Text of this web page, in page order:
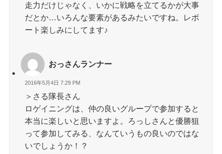
走力だけじゃなく、いかに戦略を立てるかが大事
だとか…いろんな要素があるみたいですね。レポ
ート楽しみにしてます♪
おっさんランナー
2016年5月4日 7:29 PM
＞さる隊長さん
ロゲイニングは、仲の良いグループで参加すると
本当に楽しいと思いますよ。ろっしさんと優勝狙
って参加してみる、なんていうもの良いのではな
いでしょうか！？